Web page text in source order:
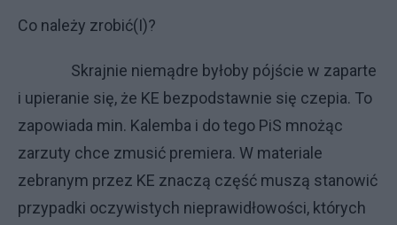
Co należy zrobić(I)?
Skrajnie niemądre byłoby pójście w zaparte
i upieranie się, że KE bezpodstawnie się czepia. To
zapowiada min. Kalemba i do tego PiS mnożąc
zarzuty chce zmusić premiera. W materiale
zebranym przez KE znaczą część muszą stanowić
przypadki oczywistych nieprawidłowości, których